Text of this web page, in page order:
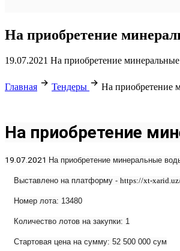
На приобретение
19.07.2021 На приобретение
Главная Тендеры На приобретение
На приобретение
19.07.2021 На приобретение минеральные
Выставлено на платформу - https://xt-xarid uz
Номер лота: 13480
Количество лотов на закупки: 1
Стартовая цена на сумму: 52 500 000 сум